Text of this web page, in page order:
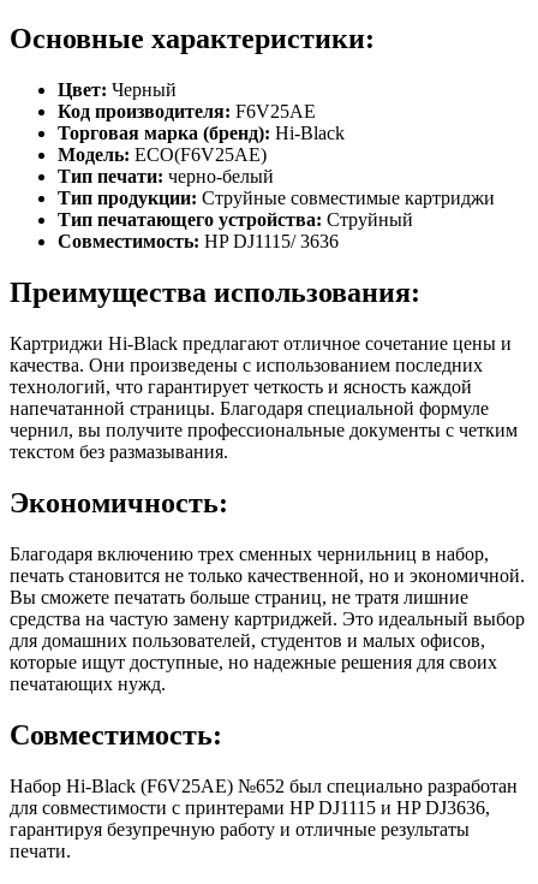
Основные характеристики:
Цвет: Черный
Код производителя: F6V25AE
Торговая марка (бренд): Hi-Black
Модель: ECO(F6V25AE)
Тип печати: черно-белый
Тип продукции: Струйные совместимые картриджи
Тип печатающего устройства: Струйный
Совместимость: HP DJ1115/ 3636
Преимущества использования:
Картриджи Hi-Black предлагают отличное сочетание цены и
качества. Они произведены с использованием последних
технологий, что гарантирует четкость и ясность каждой
напечатанной страницы. Благодаря специальной формуле
чернил, вы получите профессиональные документы с четким
текстом без размазывания.
Экономичность:
Благодаря включению трех сменных чернильниц в набор,
печать становится не только качественной, но и экономичной.
Вы сможете печатать больше страниц, не тратя лишние
средства на частую замену картриджей. Это идеальный выбор
для домашних пользователей, студентов и малых офисов,
которые ищут доступные, но надежные решения для своих
печатающих нужд.
Совместимость:
Набор Hi-Black (F6V25AE) №652 был специально разработан
для совместимости с принтерами HP DJ1115 и HP DJ3636,
гарантируя безупречную работу и отличные результаты
печати.